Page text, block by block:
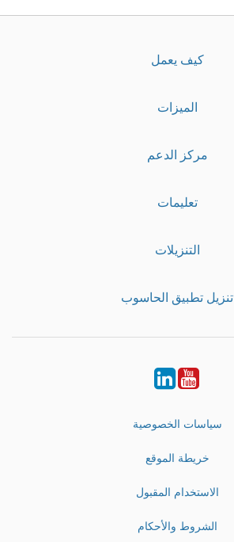
كيف يعمل
الميزات
مركز الدعم
تعليمات
التنزيلات
تنزيل تطبيق الحاسوب
Youtube
LinkedIn
سياسات الخصوصية
خريطة الموقع
الاستخدام المقبول
الشروط والأحكام